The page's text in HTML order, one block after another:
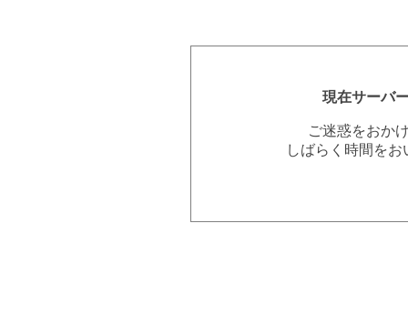
現在サーバ
ご迷惑をおか
しばらく時間を